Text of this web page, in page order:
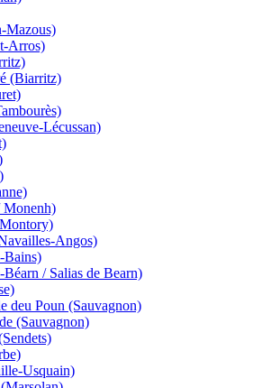
Mazous)
Arros)
(Biarritz)
Lécussan)
Monenh)
Angos)
Bains)
/ Salias de Bearn)
deu Poun (Sauvagnon)
(Sauvagnon)
Usquain)